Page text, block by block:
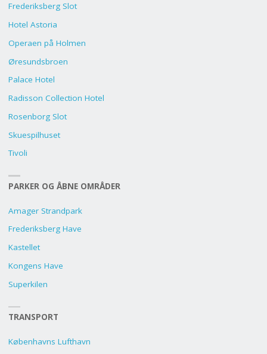
Frederiksberg Slot
Hotel Astoria
Operaen på Holmen
Øresundsbroen
Palace Hotel
Radisson Collection Hotel
Rosenborg Slot
Skuespilhuset
Tivoli
PARKER OG ÅBNE OMRÅDER
Amager Strandpark
Frederiksberg Have
Kastellet
Kongens Have
Superkilen
TRANSPORT
Københavns Lufthavn